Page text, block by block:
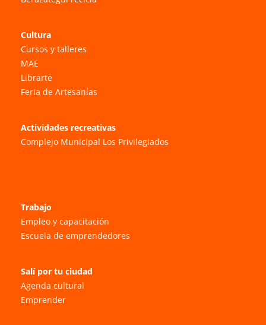
Cultura
Cursos y talleres
MAE
Librarte
Feria de Artesanías
Actividades recreativas
Complejo Municipal Los Privilegiados
Trabajo
Empleo y capacitación
Escuela de emprendedores
Salí por tu ciudad
Agenda cultural
Emprender